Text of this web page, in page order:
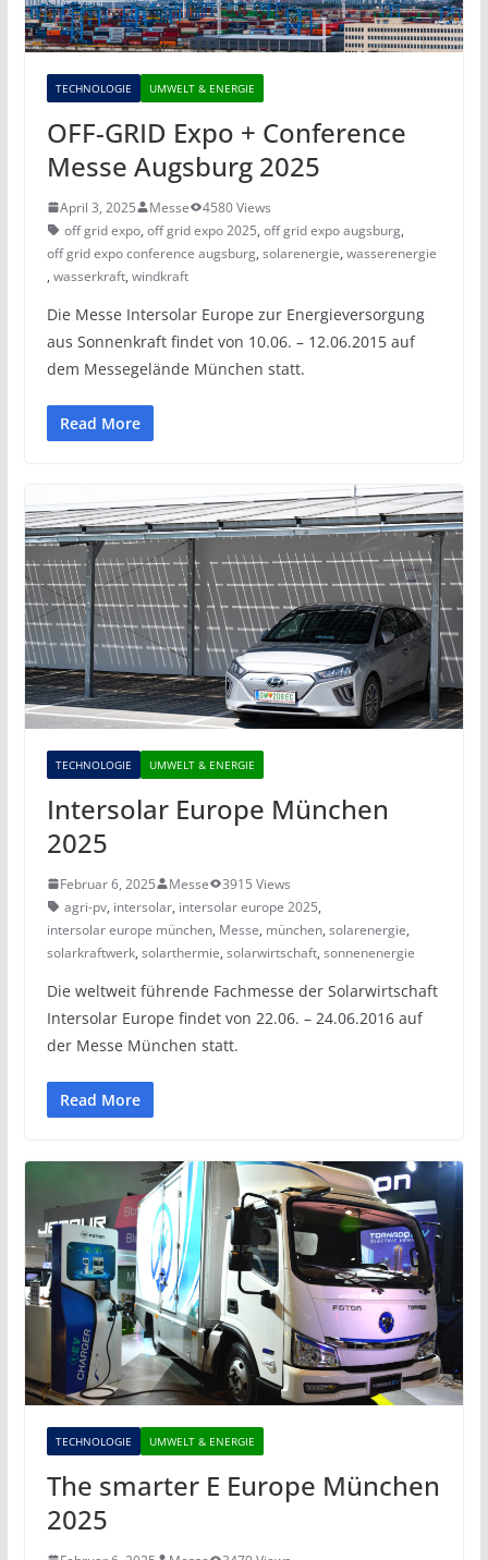
TECHNOLOGIE UMWELT & ENERGIE
OFF-GRID Expo + Conference
Messe Augsburg 2025
April 3, 2025 Messe
4580 Views
off grid expo, off grid expo 2025, off grid expo augsburg,
off grid expo conference augsburg, solarenergie, wasserenergie
, wasserkraft, windkraft
Die Messe Intersolar Europe zur Energieversorgung
aus Sonnenkraft findet von 10.06. – 12.06.2015 auf
dem Messegelände München statt.
Read More
TECHNOLOGIE UMWELT & ENERGIE
Intersolar Europe München
2025
Februar 6, 2025 Messe
3915 Views
agri-pv, intersolar, intersolar europe 2025,
intersolar europe münchen, Messe, münchen, solarenergie,
solarkraftwerk, solarthermie, solarwirtschaft, sonnenenergie
Die weltweit führende Fachmesse der Solarwirtschaft
Intersolar Europe findet von 22.06. – 24.06.2016 auf
der Messe München statt.
Read More
TECHNOLOGIE UMWELT & ENERGIE
The smarter E Europe München
2025